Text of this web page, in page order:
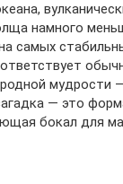
намного
самых
мудрости
— это
бокал для